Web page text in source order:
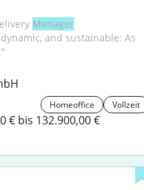
Manager
and sustainable: As
Homeoffice Vollzeit
€ bis 132.900,00 €